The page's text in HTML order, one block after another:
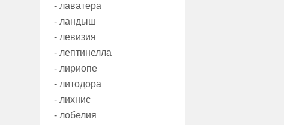
- лаватера
- ландыш
- левизия
- лептинелла
- лириопе
- литодора
- лихнис
- лобелия